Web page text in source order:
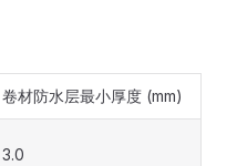
卷材防水层最小厚度 (mm)
3.0